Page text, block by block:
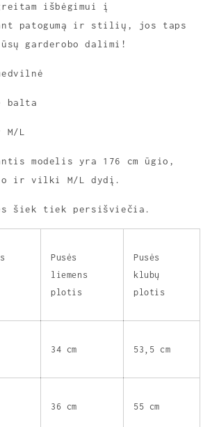
išbėgimui į
patogumą ir stilių, jos taps
garderobo dalimi!
balta
L
modelis yra 176 cm ūgio,
ir vilki M/L dydį.
šiek tiek persišviečia.
Pusės
liemens
plotis
Pusės
klubų
plotis
34 cm 53,5 cm
36 cm 55 cm